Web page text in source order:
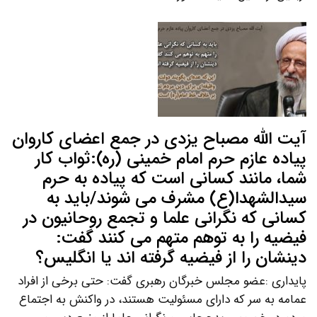
آیت الله مصباح یزدی در جمع اعضای کاروان
پیاده عازم حرم امام خمینی (ره):ثواب کار
شما، مانند کسانی است که پیاده به حرم
سیدالشهدا(ع) مشرف می شوند/باید به
کسانی که نگرانی علما و تجمع روحانیون در
فیضیه را به توهم متهم می کنند گفت:
دینشان را از فیضیه گرفته اند یا انگلیس؟
پایداری :عضو مجلس خبرگان رهبری گفت: حتی برخی از افراد
عمامه به سر که دارای مسئولیت هستند، در واکنش به اجتماع